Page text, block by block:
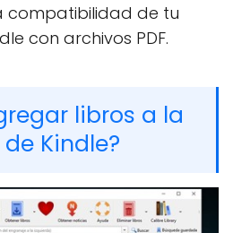
compatibilidad de tu
con archivos PDF.
libros a la
Kindle?